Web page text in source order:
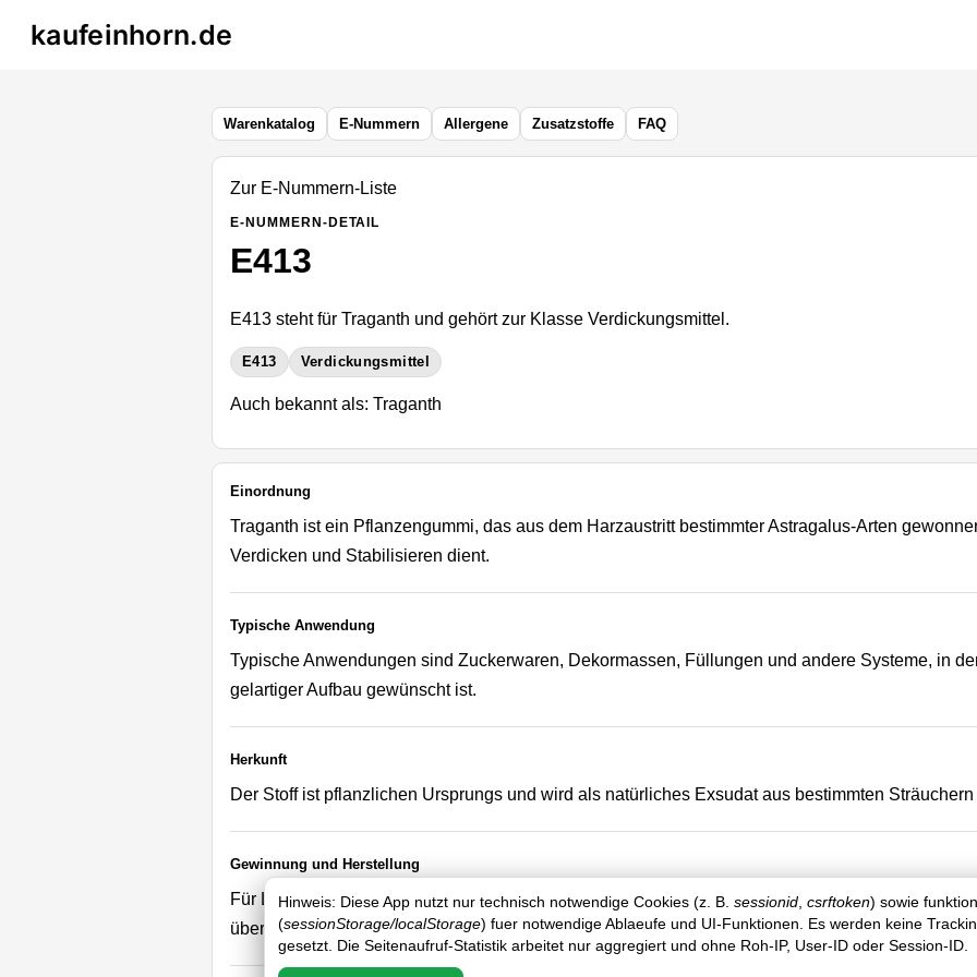
kaufeinhorn.de
Hinweis: Diese App nutzt nur technisch notwendige Cookies (z. B. sessionid csrftoken) sowie
(sessionStorage/localStorage) fuer notwendige Ablaeufe und UI-Funktionen. Es werden keine
gesetzt. Die Seitenaufruf-Statistik arbeitet nur aggregiert und ohne Roh-IP, User-ID oder Session-ID.
Warenkatalog E-Nummern Allergene Zusatzstoffe FAQ
Zur E-Nummern-Liste
E-NUMMERN-DETAIL
E413
E413 steht für Traganth und gehört zur Klasse Verdickungsmittel.
E413 Verdickungsmittel
Auch bekannt als: Traganth
Einordnung
Traganth ist ein Pflanzengummi, das aus dem Harzaustritt bestimmter Astragalus-Arten
Verdicken und Stabilisieren dient.
Typische Anwendung
Typische Anwendungen sind Zuckerwaren, Dekormassen, Füllungen und andere Systeme, in
gelartiger Aufbau gewünscht ist.
Herkunft
Der Stoff ist pflanzlichen Ursprungs und wird als natürliches Exsudat aus bestimmten
Gewinnung und Herstellung
Für Lebensmittel wird der getrocknete Pflanzengummi gereinigt, sortiert und in eine
überführt.